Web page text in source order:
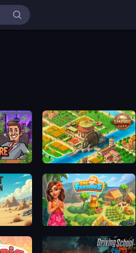
Empire City
The Farmers